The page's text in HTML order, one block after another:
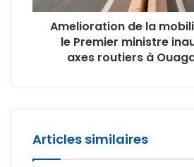
Amelioration de la
le Premier ministre
axes routiers à
Articles similaires